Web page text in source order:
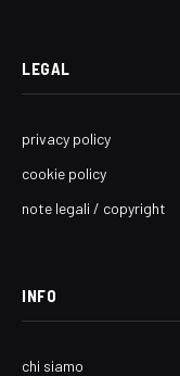
LEGAL
privacy policy
cookie policy
note legali / copyright
INFO
chi siamo